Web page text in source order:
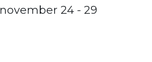
november 24 - 29